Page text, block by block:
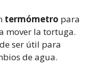
termómetro para
mover la tortuga.
ser útil para
de agua.